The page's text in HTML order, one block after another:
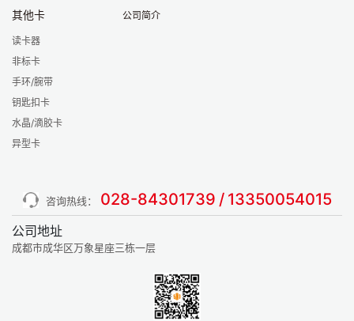
其他卡
读卡器
非标卡
手环/腕带
钥匙扣卡
水晶/滴胶卡
异型卡
公司简介
咨询热线： 028-84301739 / 13350054015
公司地址
成都市成华区万象星座三栋一层